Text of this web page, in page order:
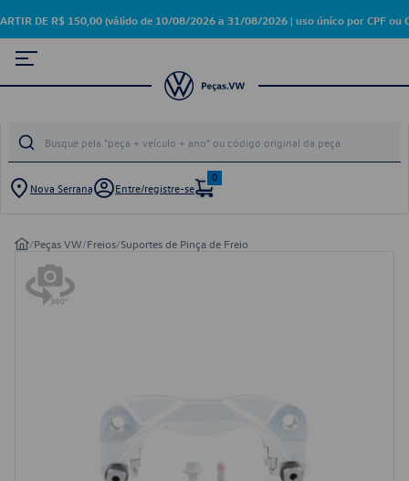
DE R$ 150,00 (válido de 10/08/2026 a 31/08/2026 | uso único por CPF ou
Nova Serrana Entre/registre-se
0
/Peças VW/Freios/Suportes de Pinça de Freio